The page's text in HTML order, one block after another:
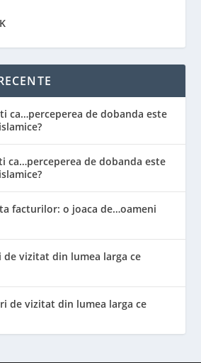
ca…perceperea de dobanda este
ca…perceperea de dobanda este
facturilor: o joaca de…oameni
de vizitat din lumea larga ce
de vizitat din lumea larga ce